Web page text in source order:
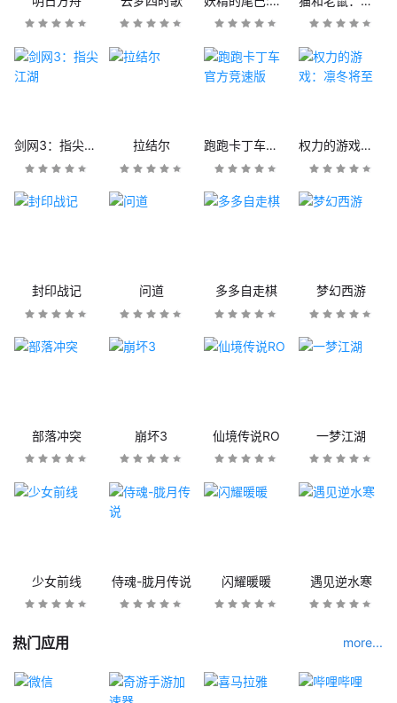
剑网3：指尖江湖 拉结尔 跑跑卡丁车官方竞速版 权力的游戏：凛冬将至
封印战记 问道 多多自走棋 梦幻西游
部落冲突 崩坏3 仙境传说RO 一梦江湖
少女前线 侍魂-胧月传说 闪耀暖暖 遇见逆水寒
热门应用 more...